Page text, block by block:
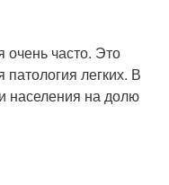
очень часто. Это
легких. В
населения на долю